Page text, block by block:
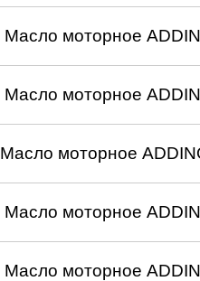
Масло моторное
Масло моторное
Масло моторное
Масло моторное
Масло моторное